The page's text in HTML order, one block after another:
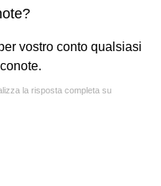
vostro conto qualsiasi
la risposta completa su